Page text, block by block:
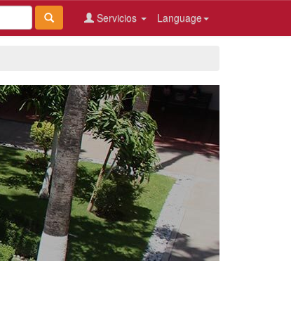
Language
Servicios